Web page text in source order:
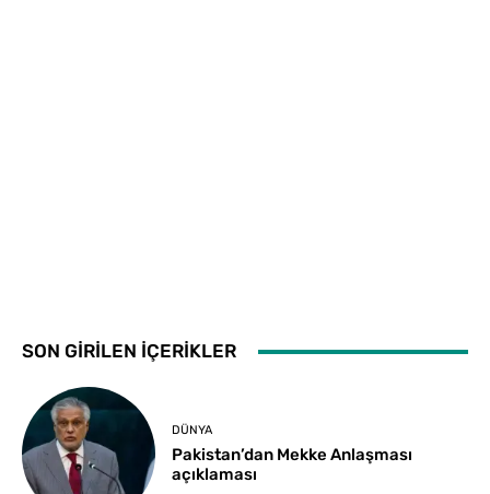
SON GİRİLEN İÇERİKLER
DÜNYA
Pakistan’dan Mekke Anlaşması
açıklaması